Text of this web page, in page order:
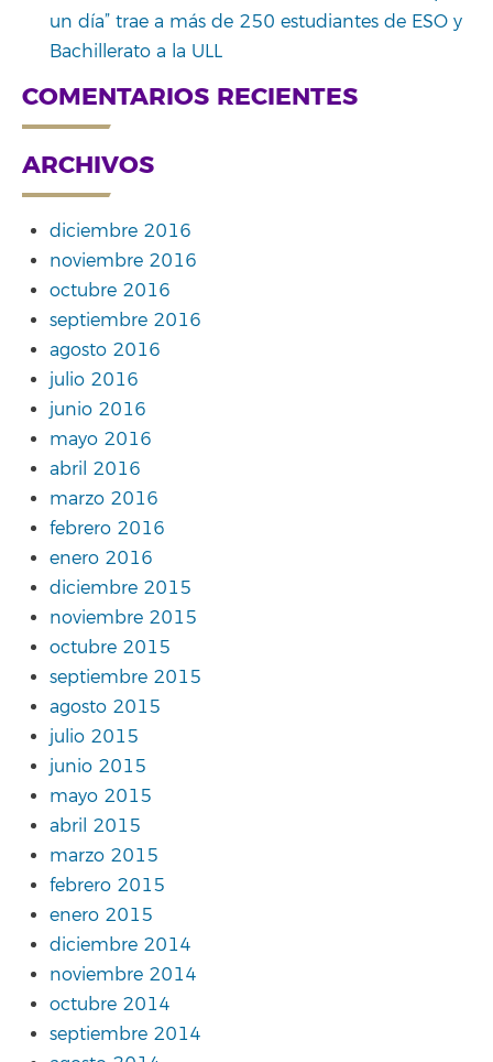
un día” trae a más de 250 estudiantes de ESO y
Bachillerato a la ULL
COMENTARIOS RECIENTES
ARCHIVOS
diciembre 2016
noviembre 2016
octubre 2016
septiembre 2016
agosto 2016
julio 2016
junio 2016
mayo 2016
abril 2016
marzo 2016
febrero 2016
enero 2016
diciembre 2015
noviembre 2015
octubre 2015
septiembre 2015
agosto 2015
julio 2015
junio 2015
mayo 2015
abril 2015
marzo 2015
febrero 2015
enero 2015
diciembre 2014
noviembre 2014
octubre 2014
septiembre 2014